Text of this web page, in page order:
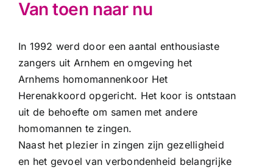
Van toen naar nu
In 1992 werd door een aantal enthousiaste
zangers uit Arnhem en omgeving het
Arnhems homomannenkoor Het
Herenakkoord opgericht. Het koor is ontstaan
uit de behoefte om samen met andere
homomannen te zingen.
Naast het plezier in zingen zijn gezelligheid
en het gevoel van verbondenheid belangrijke